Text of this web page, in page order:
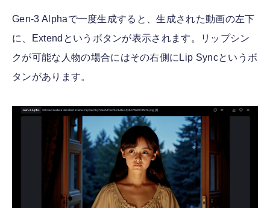
Gen-3 Alphaで一度生成すると、生成された動画の左下
に、Extendというボタンが表示されます。リップシン
クが可能な人物の場合にはその右側にLip Syncというボ
タンがあります。